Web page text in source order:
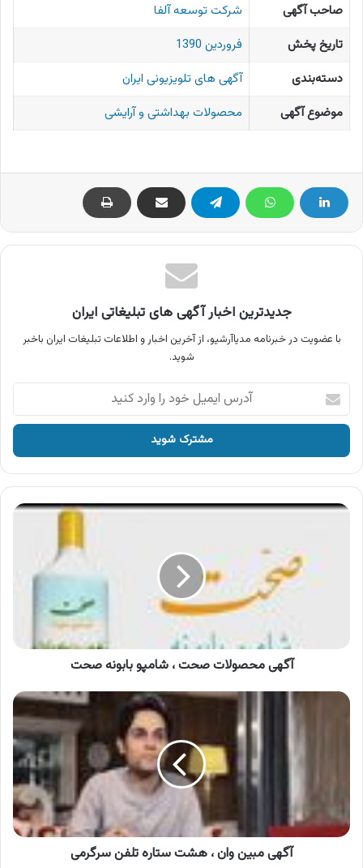
صاحب آگهی
شرکت توسعه آلفا
تاریخ پخش
فروردین 1390
دسته‌بندی
آگهی های تلویزیونی ایران
موضوع آگهی
محصولات بهداشتی و آرایشی
جدیدترین اخبار آگهی های تبلیغاتی ایران
با عضویت در خبرنامه مدیاآرشیو، از آخرین اخبار و اطلاعات تبلیغات ایران باخبر
شوید.
آدرس
ایمیل
خود
وارد
کنید
آگهی
آگهی محصولات صحت ، شامپو بابونه صحت
آگهی
تلفن
سرگرمی
آگهی مبین وان ، هشت ستاره تلفن سرگرمی